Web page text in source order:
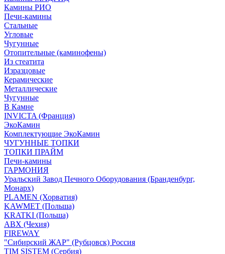
Камины РИО
Печи-камины
Стальные
Угловые
Чугунные
Отопительные (каминофены)
Из стеатита
Изразцовые
Керамические
Металлические
Чугунные
В Камне
INVICTA (Франция)
ЭкоКамин
Комплектующие ЭкоКамин
ЧУГУННЫЕ ТОПКИ
ТОПКИ ПРАЙМ
Печи-камины
ГАРМОНИЯ
Уральский Завод Печного Оборудования (Бранденбург,
Монарх)
PLAMEN (Хорватия)
KAWMET (Польша)
KRATKI (Польша)
ABX (Чехия)
FIREWAY
"Сибирский ЖАР" (Рубцовск) Россия
TIM SISTEM (Сербия)